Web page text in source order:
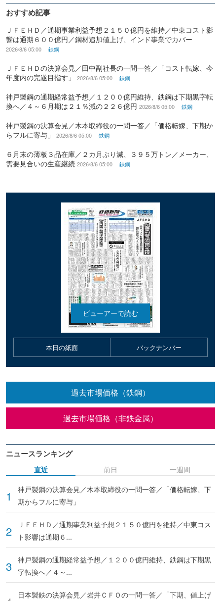
おすすめ記事
ＪＦＥＨＤ／通期事業利益予想２１５０億円を維持／中東コスト影
響は通期６００億円／鋼材追加値上げ、インド事業でカバー
2026/8/6 05:00 鉄鋼
ＪＦＥＨＤの決算会見／田中副社長の一問一答／「コスト転嫁、今
年度内の完遂目指す」
2026/8/6 05:00 鉄鋼
神戸製鋼の通期経常益予想／１２００億円維持、鉄鋼は下期黒字転
換へ／４～６月期は２１％減の２２６億円 2026/8/6 05:00 鉄鋼
神戸製鋼の決算会見／木本取締役の一問一答／「価格転嫁、下期か
らフルに寄与」
2026/8/6 05:00 鉄鋼
６月末の薄板３品在庫／２カ月ぶり減、３９５万トン／メーカー、
需要見合いの生産継続 2026/8/6 05:00 鉄鋼
本日の紙面 バックナンバー
過去市場価格（鉄鋼）
過去市場価格（非鉄金属）
ニュースランキング
直近
神戸製鋼の決算会見／木本取締役の一問一答／「価格転嫁、下
期からフルに寄与」
ＪＦＥＨＤ／通期事業利益予想２１５０億円を維持／中東コス
ト影響は通期６...
神戸製鋼の通期経常益予想／１２００億円維持、鉄鋼は下期黒
字転換へ／４～...
日本製鉄の決算会見／岩井ＣＦＯの一問一答／「下期、値上げ
前日 一週間